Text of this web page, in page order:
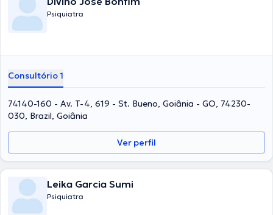
Psiquiatra
Consultório 1
74140-160 - Av. T-4, 619 - St. Bueno, Goiânia - GO, 74230-
030, Brazil, Goiânia
Ver perfil
Leika Garcia Sumi
Psiquiatra